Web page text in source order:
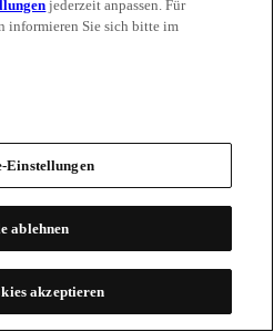
jederzeit anpassen. Für
informieren Sie sich bitte im
Einstellungen
ablehnen
akzeptieren